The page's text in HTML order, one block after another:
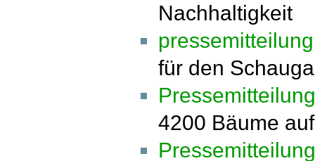
Nachhaltigkeit
für den
4200 Bäume